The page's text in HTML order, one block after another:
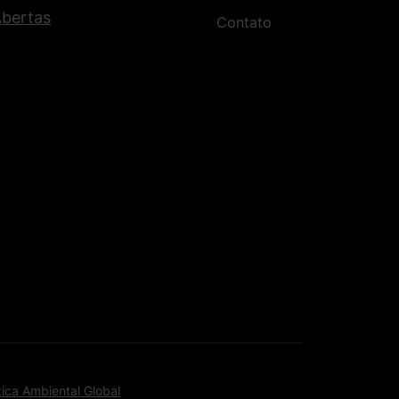
Contato
Ambiental Global